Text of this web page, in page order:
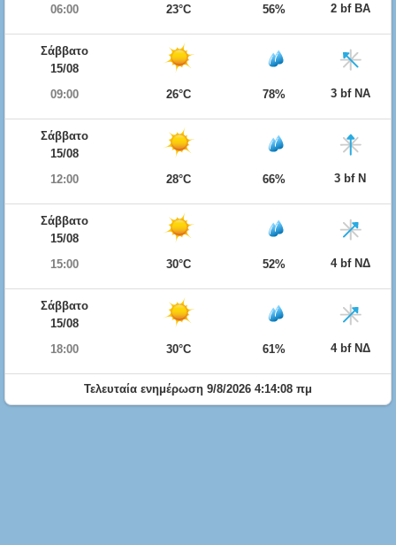
06:00
23°C 56% 2 bf ΒΑ
Σάββατο
15/08
09:00
26°C 78% 3 bf ΝΑ
Σάββατο
15/08
12:00
28°C 66% 3 bf Ν
Σάββατο
15/08
15:00
30°C 52% 4 bf ΝΔ
Σάββατο
15/08
18:00
30°C 61% 4 bf ΝΔ
Τελευταία ενημέρωση 9/8/2026 4:14:08 πμ